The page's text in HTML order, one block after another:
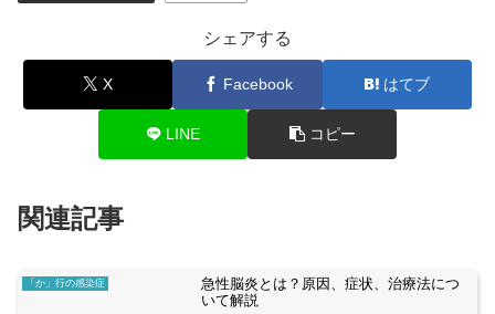
シェアする
X Facebook はてブ
LINE コピー
関連記事
「か」行の感染症
急性脳炎とは？原因、症状、治療法につ
いて解説